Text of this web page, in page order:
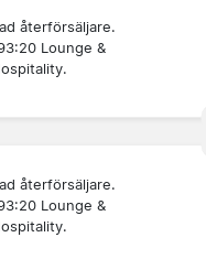
återförsäljare.
Lounge &
återförsäljare.
Lounge &